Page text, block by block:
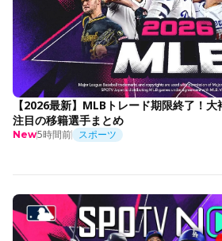
【2026最新】MLBトレード期限終了！
注目の移籍選手まとめ
New5時間前 スポーツ